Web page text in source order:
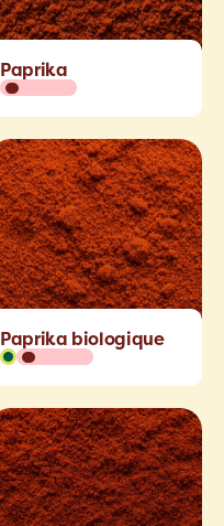
Paprika
Paprika biologique